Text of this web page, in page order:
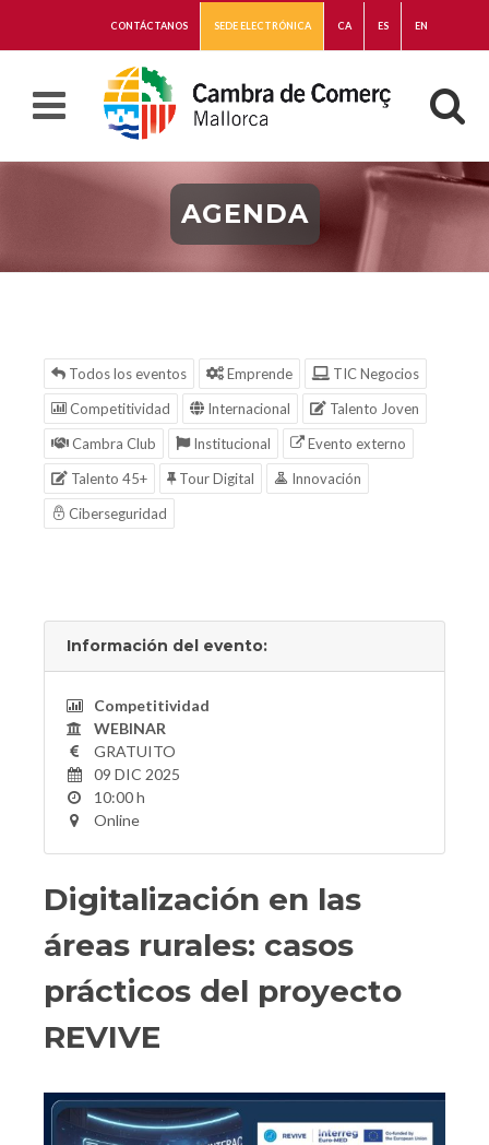
CONTÁCTANOS SEDE ELECTRÓNICA CA ES EN
AGENDA
Todos los eventos Emprende
TIC Negocios
Competitividad
Internacional
Talento Joven
Cambra Club
Institucional
Evento externo
Talento 45+
Tour Digital
Innovación
Ciberseguridad
Información del evento:
Competitividad
WEBINAR
GRATUITO
09 DIC 2025
10:00 h
Online
Digitalización en las
áreas rurales: casos
prácticos del proyecto
REVIVE